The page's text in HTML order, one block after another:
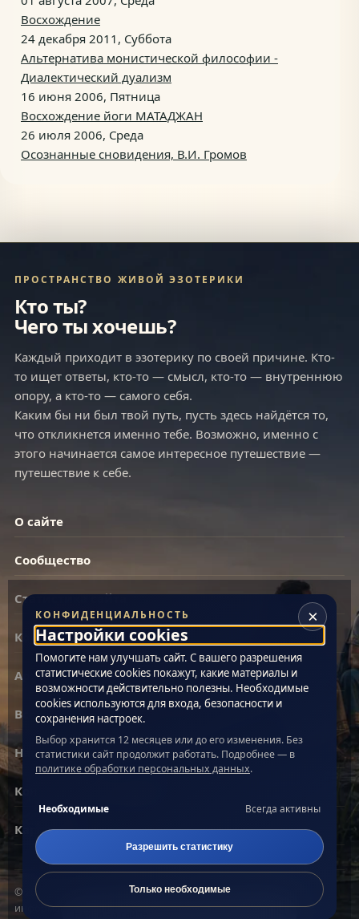
Поиск по сайту
Восхождение
24 декабря 2011, Суббота
Альтернатива монистической философии -
Диалектический дуализм
16 июня 2006, Пятница
Восхождение йоги МАТАДЖАН
26 июля 2006, Среда
Осознанные сновидения, В.И. Громов
ПРОСТРАНСТВО ЖИВОЙ ЭЗОТЕРИКИ
Кто ты?
Чего ты хочешь?
Каждый приходит в эзотерику по своей причине. Кто-
то ищет ответы, кто-то — смысл, кто-то — внутреннюю
опору, а кто-то — самого себя.
Каким бы ни был твой путь, пусть здесь найдётся то,
что откликнется именно тебе. Возможно, именно с
этого начинается самое интересное путешествие —
путешествие к себе.
О сайте
Сообщество
Статистика сайта
Контакты
Архив материалов
Все теги
Настройки cookies
Конфиденциальность
Карта сайта
© 2005–2026 «Живая Эзотерика». Материалы сайта носят
информационный характер.
×
КОНФИДЕНЦИАЛЬНОСТЬ
Настройки cookies
Помогите нам улучшать сайт. С вашего разрешения
статистические cookies покажут, какие материалы и
возможности действительно полезны. Необходимые
cookies используются для входа, безопасности и
сохранения настроек.
Выбор хранится 12 месяцев или до его изменения. Без
статистики сайт продолжит работать. Подробнее — в
политике обработки персональных данных.
Необходимые Всегда активны
Разрешить статистику
Только необходимые